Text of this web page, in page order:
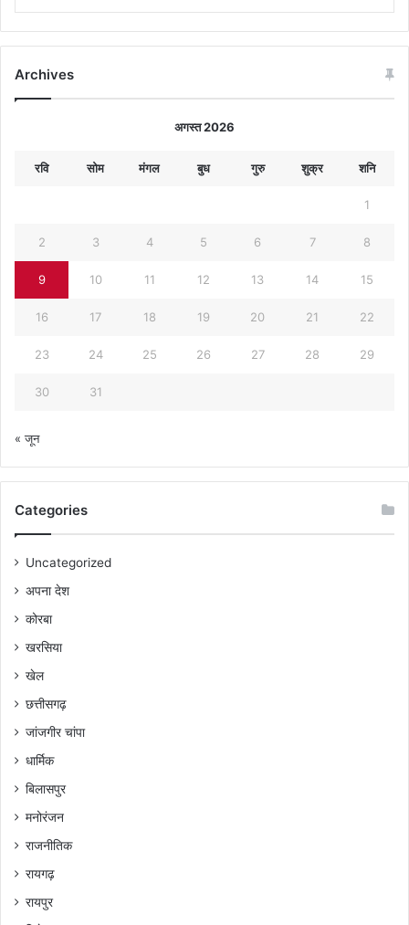
Archives
अगस्त 2026
रवि सोम मंगल बुध गुरु शुक्र शनि
1
2 3 4 5 6 7 8
9 10 11 12 13 14 15
16 17 18 19 20 21 22
23 24 25 26 27 28 29
30 31
« जून
Categories
Uncategorized
अपना देश
कोरबा
खरसिया
खेल
छत्तीसगढ़
जांजगीर चांपा
धार्मिक
बिलासपुर
मनोरंजन
राजनीतिक
रायगढ़
रायपुर